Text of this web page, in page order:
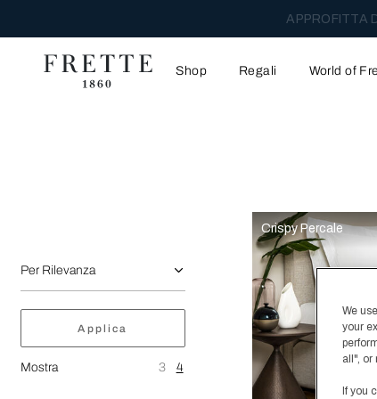
APPROFITTA
Shop Regali World of
La selezione dell'opzione rifletterà i dati presenti
Applica
Mostra 4
3
Crispy Percale
We
your
all", or
If you